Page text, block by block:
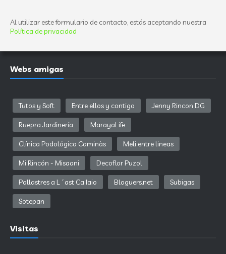
Al utilizar este formulario de contacto, estás aceptando nuestra
Política de privacidad
Webs amigas
Tutos y Soft Entre ellos y contigo Jenny Rincon DG
Ruepra Jardinería MarayaLife
Clínica Podológica Caminàs Meli entre lineas
Mi Rincón - Misaani Decoflor Puzol
Pollastres a L´ast Ca Iaio Bloguers.net Subigas
Sotepan
Visitas